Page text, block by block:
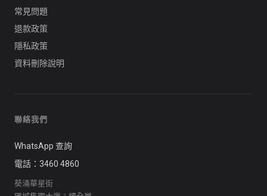
常見問題
退款政策
隱私政策
資料刪除說明
聯絡我們
WhatsApp 查詢
電話：3460 4860
葵涌華星街